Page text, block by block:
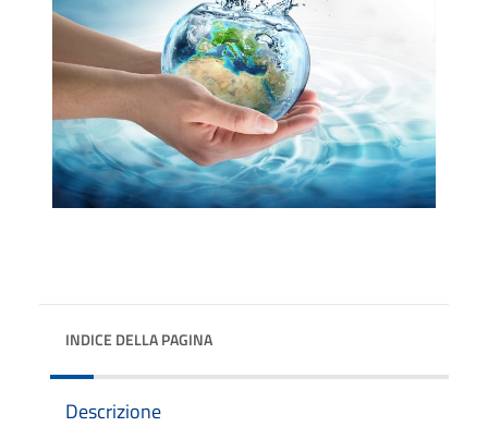
INDICE DELLA PAGINA
Descrizione